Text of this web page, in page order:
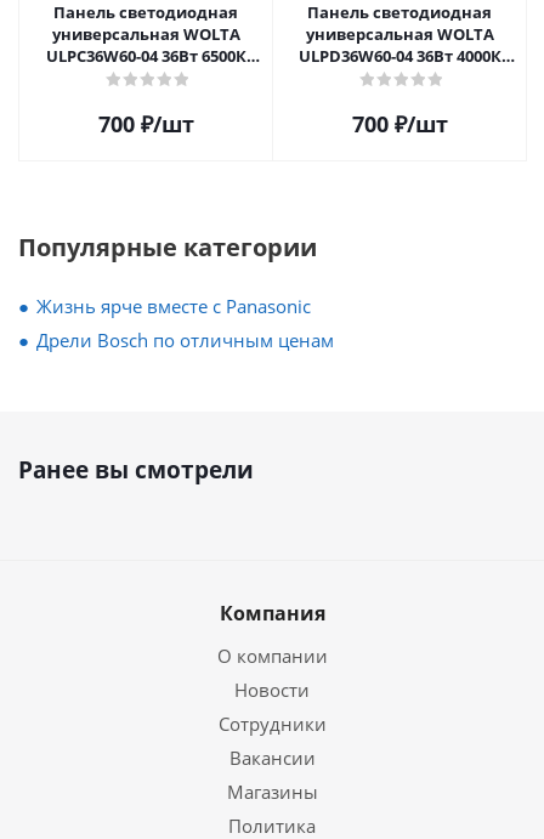
Панель светодиодная
универсальная WOLTA
ULPC36W60-04 36Вт 6500К
IP40 3600лм Призма
700₽/шт
Панель светодиодная
универсальная WOLTA
ULPD36W60-04 36Вт 4000К
IP40 3600лм Призма
700₽/шт
Популярные категории
Жизнь ярче вместе с Panasonic
Дрели Bosch по отличным ценам
Ранее вы смотрели
Компания
О компании
Новости
Сотрудники
Вакансии
Магазины
Политика